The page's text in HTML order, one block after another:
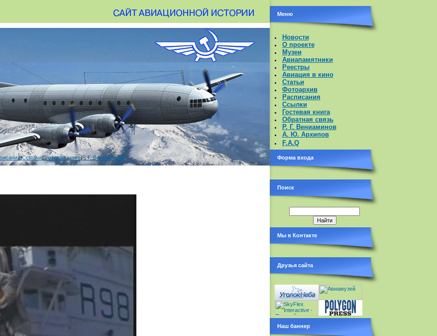
|Ссылки|Гостевая книга|Р. Г. Вениаминов
Меню
Новости
О проекте
Музеи
Авиапамятники
Реестры
Авиация в кино
Статьи
Фотоархив
Расписания
Ссылки
Гостевая книга
Обратная связь
Р. Г. Вениаминов
А. Ю. Архипов
F.A.Q
Форма входа
Поиск
Мы в Контакте
Друзья сайта
Наш баннер